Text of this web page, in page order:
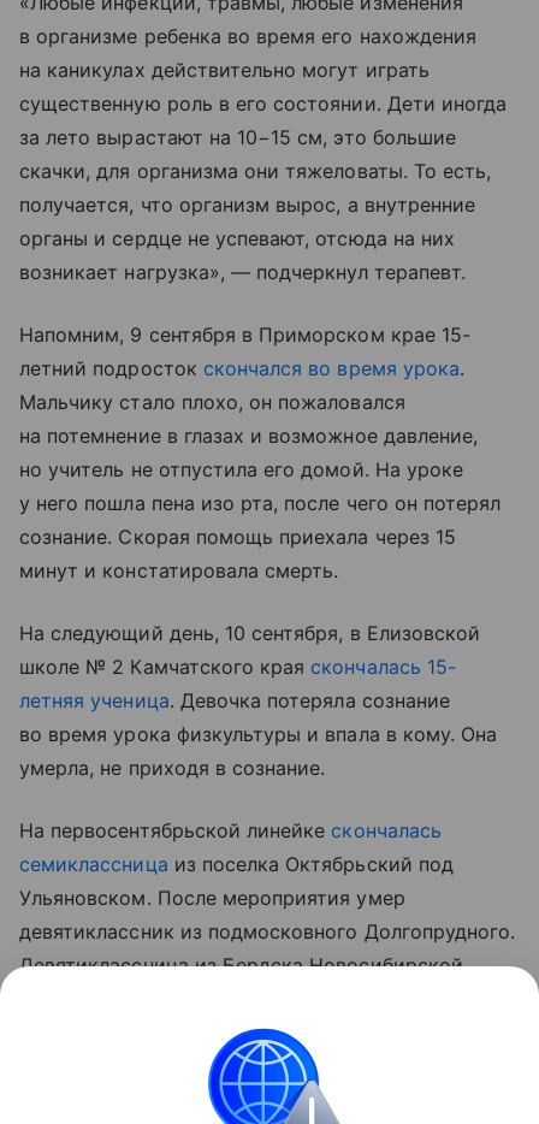
в организме ребенка во время его нахождения
на каникулах действительно могут играть
существенную роль в его состоянии. Дети иногда
за лето вырастают на 10−15 см, это большие
скачки, для организма они тяжеловаты. То есть,
получается, что организм вырос, а внутренние
органы и сердце не успевают, отсюда на них
возникает нагрузка», — подчеркнул терапевт.
Напомним, 9 сентября в Приморском крае 15-
летний подросток скончался во время урока.
Мальчику стало плохо, он пожаловался
на потемнение в глазах и возможное давление,
но учитель не отпустила его домой. На уроке
у него пошла пена изо рта, после чего он потерял
сознание. Скорая помощь приехала через 15
минут и констатировала смерть.
На следующий день, 10 сентября, в Елизовской
школе № 2 Камчатского края скончалась 15-
летняя ученица. Девочка потеряла сознание
во время урока физкультуры и впала в кому. Она
умерла, не приходя в сознание.
На первосентябрьской линейке скончалась
семиклассница из поселка Октябрьский под
Ульяновском. После мероприятия умер
девятиклассник из подмосковного Долгопрудного.
Девятиклассница из Бердска Новосибирской
троих только первая школьница имела в анамнезе